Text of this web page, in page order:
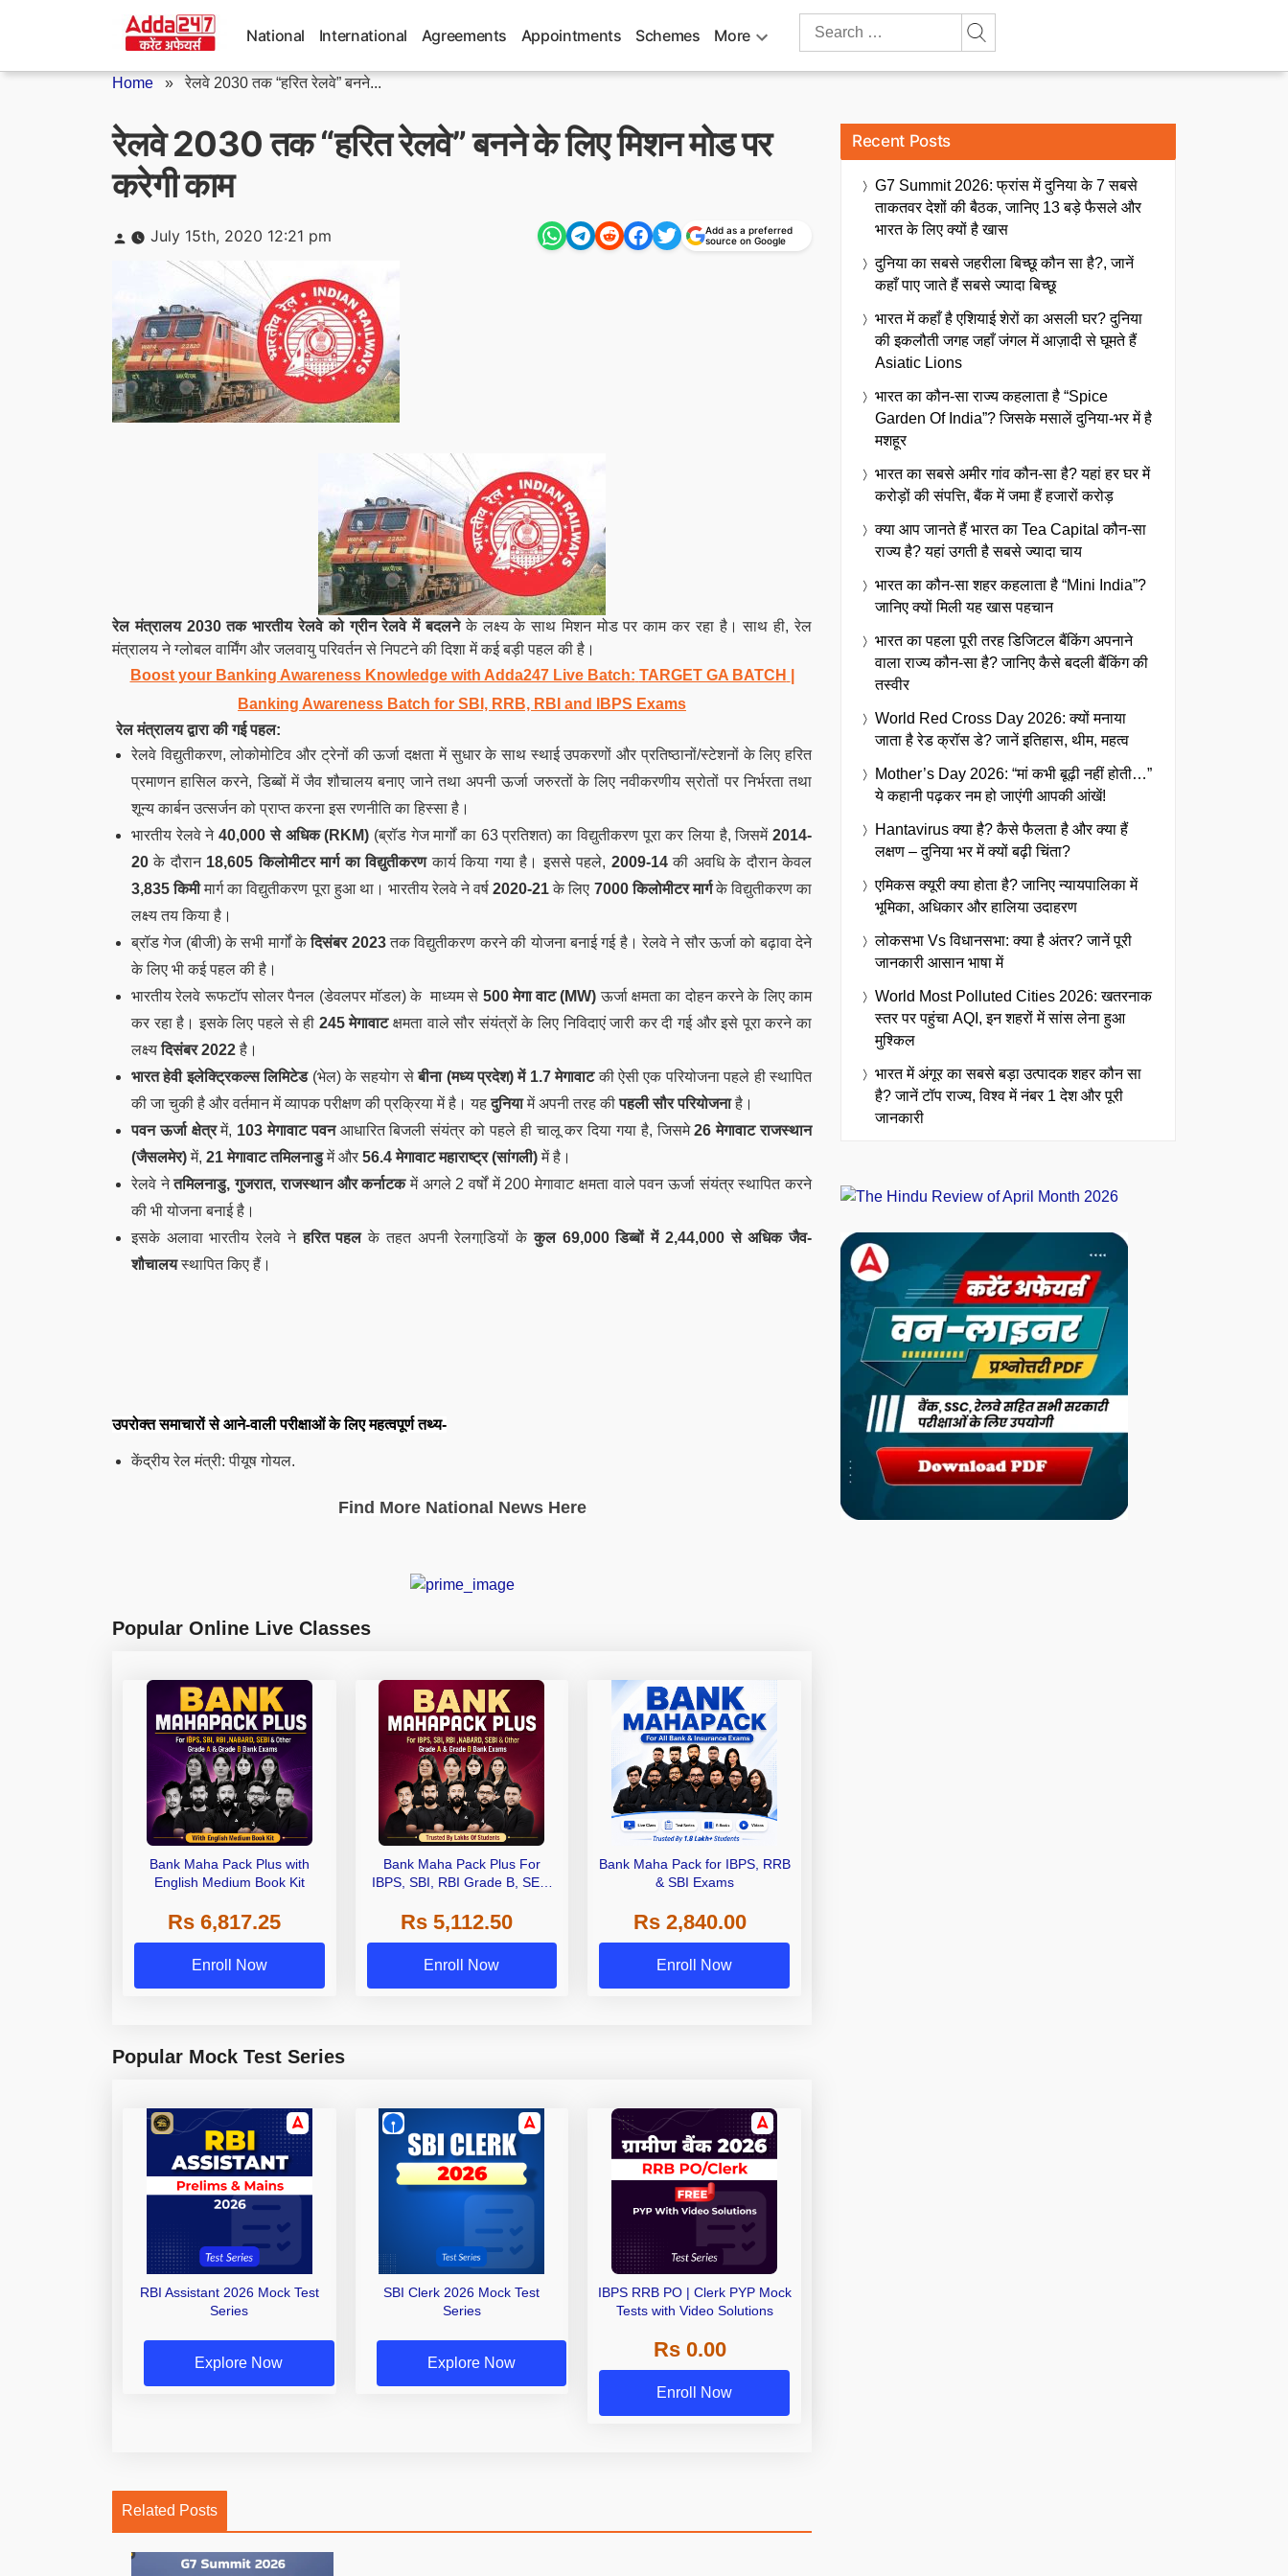
National International Agreements Appointments Schemes More
Search
Home »रेलवे 2030 तक “हरित रेलवे” बनने...
रेलवे 2030 तक “हरित रेलवे” बनने के लिए मिशन मोड पर
करेगी काम
Posted
by
July 15th, 2020 12:21 pm
Add as a preferred
source on Google
रेल मंत्रालय 2030 तक भारतीय रेलवे को ग्रीन रेलवे में बदलनेके लक्ष्य के साथ मिशन मोड पर काम कर रहा है। साथ ही, रेल
मंत्रालय ने ग्लोबल वार्मिंग और जलवायु परिवर्तन से निपटने की दिशा में कई बड़ी पहल की है।
Boost your Banking Awareness Knowledge with Adda247 Live Batch: TARGET GA BATCH
Banking Awareness Batch for SBI, RRB, RBI and IBPS Exams
रेल मंत्रालय द्वारा की गई पहल:
रेलवे विद्युतीकरण, लोकोमोटिव और ट्रेनों की ऊर्जा दक्षता में सुधार के साथ स्थाई उपकरणों और प्रतिष्ठानों/स्टेशनों के लिए हरित
प्रमाणन हासिल करने, डिब्बों में जैव शौचालय बनाए जाने तथा अपनी ऊर्जा जरुरतों के लिए नवीकरणीय स्रोतों पर निर्भरता तथा
शून्य कार्बन उत्सर्जन को प्राप्त करना इस रणनीति का हिस्‍सा है।
भारतीय रेलवे ने40,000 से अधिक (RKM) (ब्रॉड गेज मार्गों का 63 प्रतिशत) का विद्युतीकरण पूरा कर लिया है, जिसमें2014-
20के दौरान 18,605 किलोमीटर मार्ग का विद्युतीकरणकार्य किया गया है। इससे पहले, 2009-14की अवधि के दौरान केवल
3,835 किमीमार्ग का विद्युतीकरण पूरा हुआ था। भारतीय रेलवे ने वर्ष2020-21के लिए 7000 किलोमीटर मार्गके विद्युतीकरण का
लक्ष्य तय किया है।
ब्रॉड गेज (बीजी) के सभी मार्गों केदिसंबर 2023तक विद्युतीकरण करने की योजना बनाई गई है। रेलवे ने सौर ऊर्जा को बढ़ावा देने
के लिए भी कई पहल की है।
भारतीय रेलवे रूफटॉप सोलर पैनल (डेवलपर मॉडल) के माध्यम से 500 मेगा वाट (MW)ऊर्जा क्षमता का दोहन करने के लिए काम
कर रहा है। इसके लिए पहले से ही 245 मेगावाटक्षमता वाले सौर संयंत्रों के लिए निविदाएं जारी कर दी गई और इसे पूरा करने का
लक्ष्यदिसंबर 2022है।
भारत हेवी इलेक्ट्रिकल्स लिमिटेड(भेल) के सहयोग सेबीना (मध्य प्रदेश) में 1.7 मेगावाटकी ऐसी एक परियोजना पहले ही स्थापित
की जा चुकी है और वर्तमान में व्यापक परीक्षण की प्रक्रिया में है। यहदुनियामें अपनी तरह कीपहली सौर परियोजनाहै।
पवन ऊर्जा क्षेत्रमें, 103 मेगावाट पवन आधारित बिजली संयंत्र को पहले ही चालू कर दिया गया है, जिसमे26 मेगावाट राजस्थान
(जैसलमेर)में, 21 मेगावाट तमिलनाडुमें और 56.4 मेगावाट महाराष्ट्र (सांगली)में है।
रेलवे नेतमिलनाडु, गुजरात, राजस्थान और कर्नाटकमें अगले 2 वर्षों में 200 मेगावाट क्षमता वाले पवन ऊर्जा संयंत्र स्थापित करने
की भी योजना बनाई है।
इसके अलावा भारतीय रेलवे नेहरित पहलके तहतअपनी रेलगाडि़यों केकुल 69,000 डिब्‍बों में 2,44,000 से अधिक जैव-
शौचालयस्थापित किए हैं।
उपरोक्त समाचारों से आने-वाली परीक्षाओं के लिए महत्वपूर्ण तथ्य-
केंद्रीय रेल मंत्री: पीयूष गोयल.
Find More National News Here
Popular Online Live Classes
Bank Maha Pack Plus with
English Medium Book Kit
Rs 6,817.25
Enroll Now
Bank Maha Pack Plus For
IBPS, SBI, RBI Grade B, SEBI
Other Grade A & Grade B Bank
Exams
Rs 5,112.50
Enroll Now
Bank Maha Pack for IBPS, RRB
& SBI Exams
Rs 2,840.00
Enroll Now
Popular Mock Test Series
RBI Assistant 2026 Mock Test
Series
Explore Now
SBI Clerk 2026 Mock Test
Series
Explore Now
IBPS RRB PO | Clerk PYP Mock
Tests with Video Solutions
Rs 0.00
Enroll Now
Related Posts
Recent Posts
G7 Summit 2026: फ्रांस में दुनिया के 7 सबसे
ताकतवर देशों की बैठक, जानिए 13 बड़े फैसले और
भारत के लिए क्यों है खास
दुनिया का सबसे जहरीला बिच्छू कौन सा है?, जानें
कहाँ पाए जाते हैं सबसे ज्यादा बिच्छू
भारत में कहाँ है एशियाई शेरों का असली घर? दुनिया
की इकलौती जगह जहाँ जंगल में आज़ादी से घूमते हैं
Asiatic Lions
भारत का कौन-सा राज्य कहलाता है “Spice
Garden Of India”? जिसके मसालें दुनिया-भर में है
मशहूर
भारत का सबसे अमीर गांव कौन-सा है? यहां हर घर में
करोड़ों की संपत्ति, बैंक में जमा हैं हजारों करोड़
क्या आप जानते हैं भारत का Tea Capital कौन-सा
राज्य है? यहां उगती है सबसे ज्यादा चाय
भारत का कौन-सा शहर कहलाता है “Mini India”?
जानिए क्यों मिली यह खास पहचान
भारत का पहला पूरी तरह डिजिटल बैंकिंग अपनाने
वाला राज्य कौन-सा है? जानिए कैसे बदली बैंकिंग की
तस्वीर
World Red Cross Day 2026: क्यों मनाया
जाता है रेड क्रॉस डे? जानें इतिहास, थीम, महत्व
Mother’s Day 2026: “मां कभी बूढ़ी नहीं होती…”
ये कहानी पढ़कर नम हो जाएंगी आपकी आंखें!
Hantavirus क्या है? कैसे फैलता है और क्या हैं
लक्षण – दुनिया भर में क्यों बढ़ी चिंता?
एमिकस क्यूरी क्या होता है? जानिए न्यायपालिका में
भूमिका, अधिकार और हालिया उदाहरण
लोकसभा Vs विधानसभा: क्या है अंतर? जानें पूरी
जानकारी आसान भाषा में
World Most Polluted Cities 2026: खतरनाक
स्तर पर पहुंचा AQI, इन शहरों में सांस लेना हुआ
मुश्किल
भारत में अंगूर का सबसे बड़ा उत्पादक शहर कौन सा
है? जानें टॉप राज्य, विश्व में नंबर 1 देश और पूरी
जानकारी